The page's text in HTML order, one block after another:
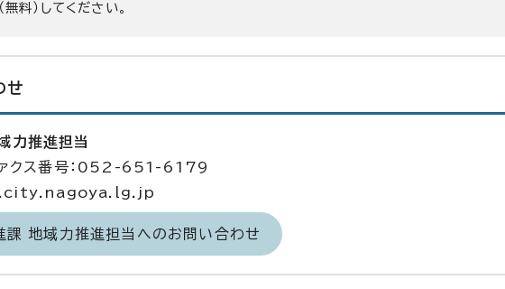
料）してください。
せ
力推進担当
ス番号：052-651-6179
地域力推進担当へのお問い合わせ